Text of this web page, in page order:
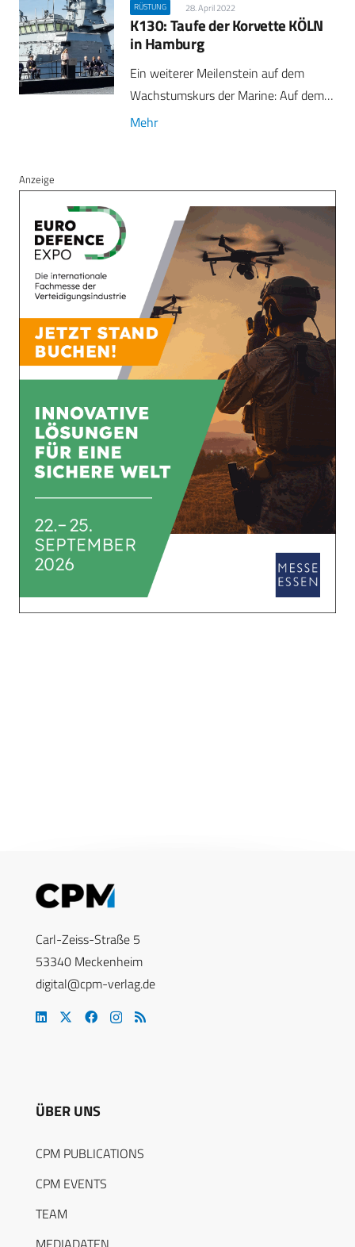
RÜSTUNG 28. April 2022
K130: Taufe der Korvette KÖLN
in Hamburg
Ein weiterer Meilenstein auf dem
Wachstumskurs der Marine: Auf dem…
Mehr
Anzeige
Carl-Zeiss-Straße 5
53340 Meckenheim
digital@cpm-verlag.de
ÜBER UNS
CPM PUBLICATIONS
CPM EVENTS
TEAM